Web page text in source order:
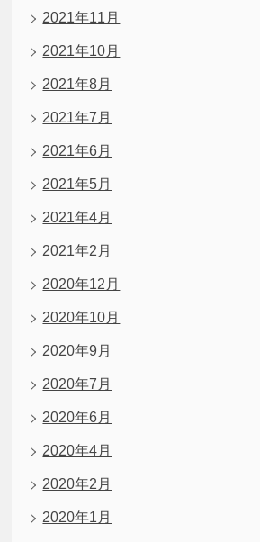
2021年11月
2021年10月
2021年8月
2021年7月
2021年6月
2021年5月
2021年4月
2021年2月
2020年12月
2020年10月
2020年9月
2020年7月
2020年6月
2020年4月
2020年2月
2020年1月